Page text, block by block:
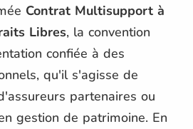
Contrat Multisupport à
Libres, la convention
confiée à des
qu'il s'agisse de
partenaires ou
gestion de patrimoine. En